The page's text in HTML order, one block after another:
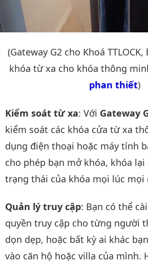
(Gateway G2 cho Khoá
khóa từ xa cho khóa thông
phan thiết)
Kiểm soát từ xa: Với Gateway
kiểm soát các khóa cửa từ xa
dụng điện thoại hoặc máy tính
cho phép bạn mở khóa, khóa
trạng thái của khóa mọi lúc mọi
Quản lý truy cập: Bạn có thể
quyền truy cập cho từng người
dọn dẹp, hoặc bất kỳ ai khác
vào căn hộ hoặc villa của mình.